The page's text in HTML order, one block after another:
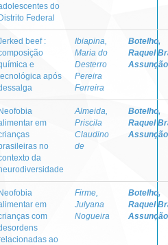
do
Federal
beef :
e
após
Ibiapina,
Maria do
Desterro
Pereira
Ferreira
Botelho,
Raquel
Assunção
em
no
da
Almeida,
Priscila
Claudino
de
Botelho,
Raquel
Assunção
em
com
ao
Firme,
Julyana
Nogueira
Botelho,
Raquel
Assunção